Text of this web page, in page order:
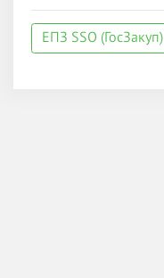
ЕПЗ SSO (ГосЗакуп)